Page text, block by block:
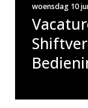
woensdag 10